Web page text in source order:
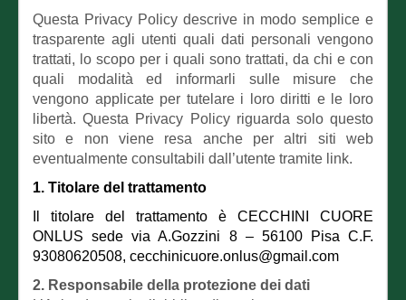
Questa Privacy Policy descrive in modo semplice e
trasparente agli utenti quali dati personali vengono
trattati, lo scopo per i quali sono trattati, da chi e con
quali modalità ed informarli sulle misure che
vengono applicate per tutelare i loro diritti e le loro
libertà. Questa Privacy Policy riguarda solo questo
sito e non viene resa anche per altri siti web
eventualmente consultabili dall’utente tramite link.
1. Titolare del trattamento
Il titolare del trattamento è CECCHINI CUORE
ONLUS sede via A.Gozzini 8 – 56100 Pisa C.F.
93080620508, cecchinicuore.onlus@gmail.com
2. Responsabile della protezione dei dati